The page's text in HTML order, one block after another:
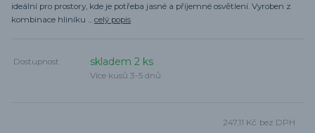
ideální pro prostory, kde je potřeba jasné a příjemné osvětlení. Vyroben z
kombinace hliníku ... celý popis
Dostupnost skladem 2 ks
Více kusů 3-5 dnů
247,11 Kč bez DPH